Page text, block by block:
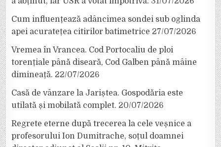
Cum influențează adâncimea sondei sub oglinda
apei acuratețea citirilor batimetrice 27/07/2026
Vremea în Vrancea. Cod Portocaliu de ploi
torențiale până diseară, Cod Galben până mâine
dimineață. 22/07/2026
Casă de vânzare la Jariștea. Gospodăria este
utilată și mobilată complet. 20/07/2026
Regrete eterne după trecerea la cele veșnice a
profesorului Ion Dumitrache, soțul doamnei